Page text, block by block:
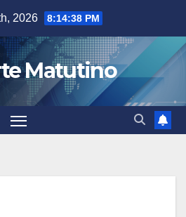
2026 8:14:39 PM
Matutino